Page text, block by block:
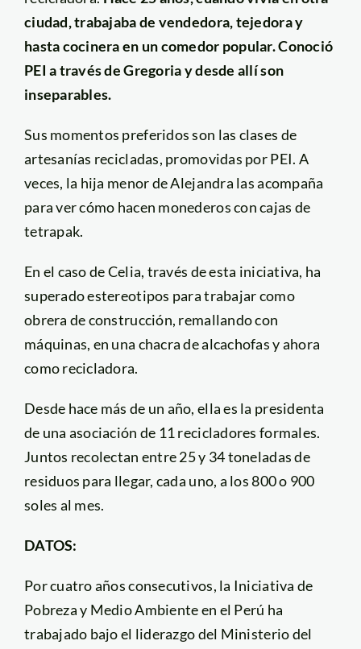
ciudad, trabajaba de vendedora, tejedora y
hasta cocinera en un comedor popular. Conoció
PEI a través de Gregoria y desde allí son
inseparables.
Sus momentos preferidos son las clases de
artesanías recicladas, promovidas por PEI. A
veces, la hija menor de Alejandra las acompaña
para ver cómo hacen monederos con cajas de
tetrapak.
En el caso de Celia, través de esta iniciativa, ha
superado estereotipos para trabajar como
obrera de construcción, remallando con
máquinas, en una chacra de alcachofas y ahora
como recicladora.
Desde hace más de un año, ella es la presidenta
de una asociación de 11 recicladores formales.
Juntos recolectan entre 25 y 34 toneladas de
residuos para llegar, cada uno, a los 800 o 900
soles al mes.
DATOS:
Por cuatro años consecutivos, la Iniciativa de
Pobreza y Medio Ambiente en el Perú ha
trabajado bajo el liderazgo del Ministerio del